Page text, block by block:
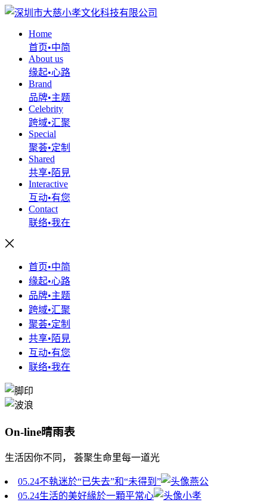
Home
首页•中简
About us
缘起•心路
Brand
品牌•主题
Celebrity
跨域•汇聚
Special
聚荟•定制
Shared
共享•陌見
Interactive
互动•有您
Contact
联络•我在
首页•中简
缘起•心路
品牌•主题
跨域•汇聚
聚荟•定制
共享•陌見
互动•有您
联络•我在
On-line晴雨表
生活因你不同， 荟聚生命里每一道光
05.24不執迷於“已失去”和“未得到”
燕公
05.24生活的美好緣於一顆平常心
小孝